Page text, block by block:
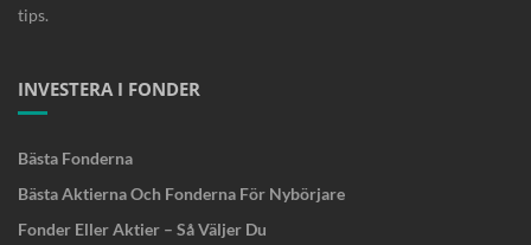
tips.
INVESTERA I FONDER
Bästa Fonderna
Bästa Aktierna Och Fonderna För Nybörjare
Fonder Eller Aktier – Så Väljer Du